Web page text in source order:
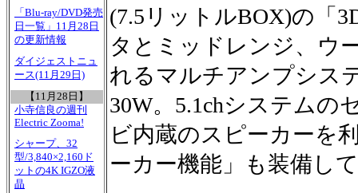
「Blu-ray/DVD発売
日一覧」11月28日
の更新情報
ダイジェストニュ
ース(11月29日)
【11月28日】
小寺信良の週刊
Electric Zooma!
シャープ、32
型/3,840×2,160ド
ットの4K IGZO液
晶
(7.5リットルBOX)の「
タとミッドレンジ、ウ
れるマルチアンプシス
30W。5.1chシステムの
ビ内蔵のスピーカーを
ーカー機能」も装備し